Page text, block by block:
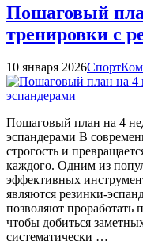
Пошаговый
тренировки с
10 января 2026Спорт
Пошаговый план на 4
эспандерами В
строгость и
каждого. Одним из
эффективных
являются резинки-
позволяют
чтобы добиться
систематически …